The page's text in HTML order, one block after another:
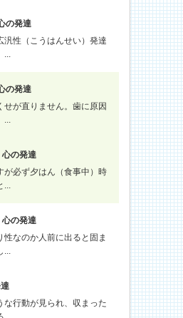
の発達
汎性（こうはんせい）発達
の発達
せが直りません。歯に原因
心の発達
が必ず夕はん（食事中）時
心の発達
性なのか人前に出ると固ま
な行動が見られ、収まった